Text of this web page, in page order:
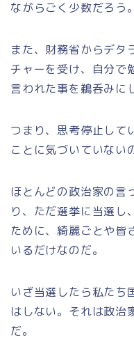
ながらごく少数だろう。
また、財務省からデタ
チャーを受け、自分で
言われた事を鵜呑みに
つまり、思考停止して
ことに気づいていない
ほとんどの政治家の言
り、ただ選挙に当選し
ために、綺麗ごとや皆
いるだけなのだ。
いざ当選したら私たち
はしない。それは政治
だ。